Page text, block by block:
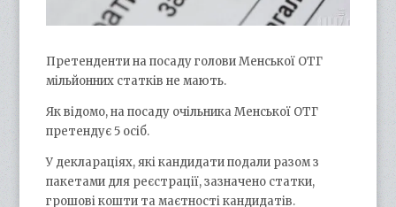
Претенденти на посаду голови Менської ОТГ
мільйонних статків не мають.
Як відомо, на посаду очільника Менської ОТГ
претендує 5 осіб.
У деклараціях, які кандидати подали разом з
пакетами для реєстрації, зазначено статки,
грошові кошти та маєтності кандидатів.